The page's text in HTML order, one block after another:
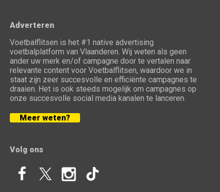
Adverteren
Voetbalflitsen is het #1 native advertising
voetbalplatform van Vlaanderen. Wij weten als geen
ander uw merk en/of campagne door te vertalen naar
relevante content voor Voetbalflitsen, waardoor we in
staat zijn zeer succesvolle en efficiënte campagnes te
draaien. Het is ook steeds mogelijk om campagnes op
onze succesvolle social media kanalen te lanceren.
Meer weten?
Volg ons